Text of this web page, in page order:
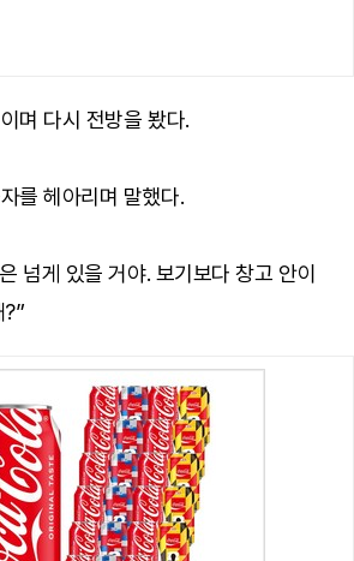
며 다시 전방을 봤다.
를 헤아리며 말했다.
넘게 있을 거야. 보기보다 창고 안이